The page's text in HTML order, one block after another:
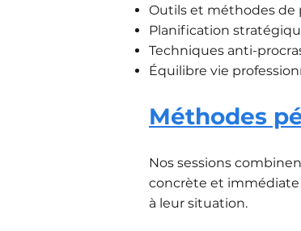
Outils et méthodes de
Planification
Techniques anti-
Équilibre vie
Méthodes
Nos sessions
concrète et immédiate
à leur situation.